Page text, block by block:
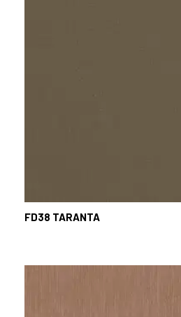
FD38 TARANTA